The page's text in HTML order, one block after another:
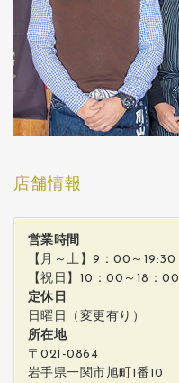
店舗情報
営業時間
【月～土】9：00～19:30
【祝日】10：00～18：00
定休日
日曜日（変更有り）
所在地
〒021-0864
岩手県一関市旭町1番10